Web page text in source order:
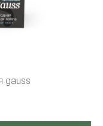
gauss